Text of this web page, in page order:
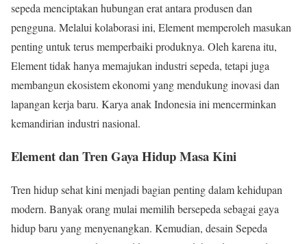
sepeda menciptakan hubungan erat antara produsen dan
pengguna. Melalui kolaborasi ini, Element memperoleh masukan
penting untuk terus memperbaiki produknya. Oleh karena itu,
Element tidak hanya memajukan industri sepeda, tetapi juga
membangun ekosistem ekonomi yang mendukung inovasi dan
lapangan kerja baru. Karya anak Indonesia ini mencerminkan
kemandirian industri nasional.
Element dan Tren Gaya Hidup Masa Kini
Tren hidup sehat kini menjadi bagian penting dalam kehidupan
modern. Banyak orang mulai memilih bersepeda sebagai gaya
hidup baru yang menyenangkan. Kemudian, desain Sepeda